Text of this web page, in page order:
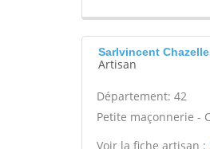
Sarlvincent
Artisan
Département: 42
Petite maçonnerie -
Voir la fiche artisan :